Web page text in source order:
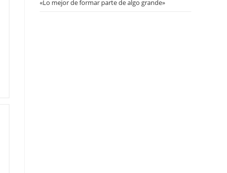
«Lo mejor de formar parte de algo grande»